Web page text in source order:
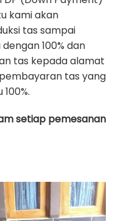
kami akan
tas sampai
100% dan
tas kepada alamat
tas yang
setiap pemesanan